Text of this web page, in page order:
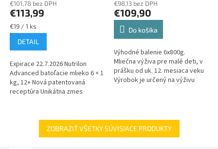
€101,78 bez DPH
€113,99
Jednotková
cena:
€19 / 1 ks
DETAIL
Expirace 22.7.2026 Nutrilon
Advanced batoľacie mlieko 6 × 1
kg, 12+ Nová patentovaná
receptúra Unikátna zmes
€98,13 bez DPH
€109,90
Do košíka
Výhodné balenie 6x800g.
Mliečna výživa pre malé deti, v
prášku od uk. 12. mesiaca veku
Výrobok je určený na výživu
ZOBRAZIŤ VŠETKY SÚVISIACE PRODUKTY